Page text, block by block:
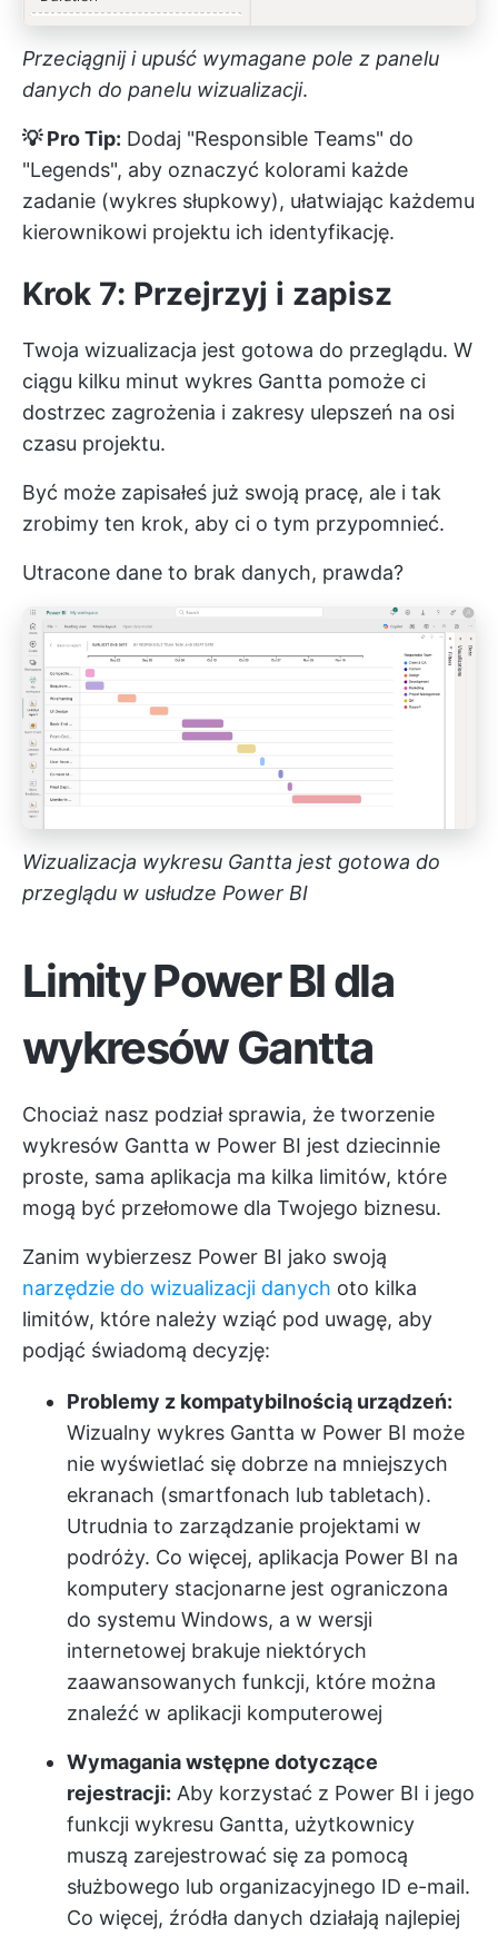
Przeciągnij i upuść wymagane pole z panelu
danych do panelu wizualizacji.
💡 Pro Tip: Dodaj "Responsible Teams" do
"Legends", aby oznaczyć kolorami każde
zadanie (wykres słupkowy), ułatwiając każdemu
kierownikowi projektu ich identyfikację.
Krok 7: Przejrzyj i zapisz
Twoja wizualizacja jest gotowa do przeglądu. W
ciągu kilku minut wykres Gantta pomoże ci
dostrzec zagrożenia i zakresy ulepszeń na osi
czasu projektu.
Być może zapisałeś już swoją pracę, ale i tak
zrobimy ten krok, aby ci o tym przypomnieć.
Utracone dane to brak danych, prawda?
Wizualizacja wykresu Gantta jest gotowa do
przeglądu w usłudze Power BI
Limity Power BI dla
wykresów Gantta
Chociaż nasz podział sprawia, że tworzenie
wykresów Gantta w Power BI jest dziecinnie
proste, sama aplikacja ma kilka limitów, które
mogą być przełomowe dla Twojego biznesu.
Zanim wybierzesz Power BI jako swoją
narzędzie do wizualizacji danych oto kilka
limitów, które należy wziąć pod uwagę, aby
podjąć świadomą decyzję:
Problemy z kompatybilnością urządzeń:
Wizualny wykres Gantta w Power BI może
nie wyświetlać się dobrze na mniejszych
ekranach (smartfonach lub tabletach).
Utrudnia to zarządzanie projektami w
podróży. Co więcej, aplikacja Power BI na
komputery stacjonarne jest ograniczona
do systemu Windows, a w wersji
internetowej brakuje niektórych
zaawansowanych funkcji, które można
znaleźć w aplikacji komputerowej
Wymagania wstępne dotyczące
rejestracji: Aby korzystać z Power BI i jego
funkcji wykresu Gantta, użytkownicy
muszą zarejestrować się za pomocą
służbowego lub organizacyjnego ID e-mail.
Co więcej, źródła danych działają najlepiej